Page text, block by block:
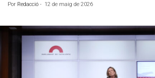
Por Redacció - 12 de maig de 2026